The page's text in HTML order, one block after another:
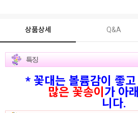
상품상세 Q&A
* 꽃대는 볼륨감이 좋
많은 꽃송이가 아
니다.